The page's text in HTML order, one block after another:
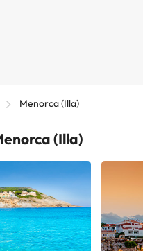
Menorca (Illa)
(Illa)